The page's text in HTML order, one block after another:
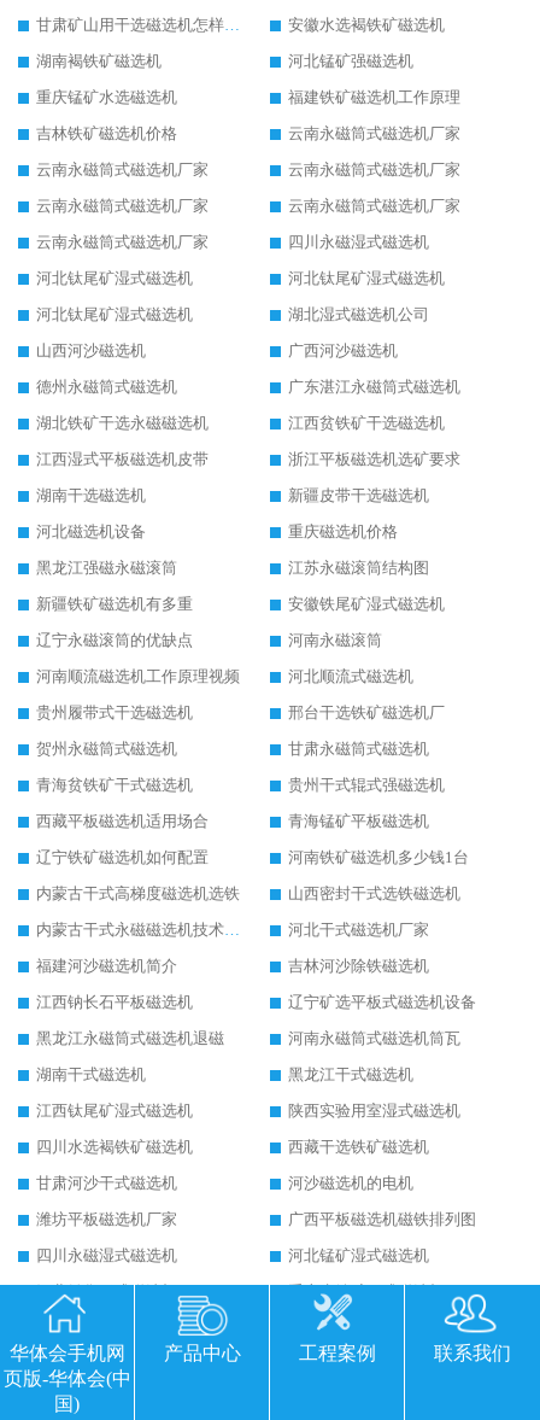
甘肃矿山用干选磁选机怎样调磁
安徽水选褐铁矿磁选机
湖南褐铁矿磁选机
河北锰矿强磁选机
重庆锰矿水选磁选机
福建铁矿磁选机工作原理
吉林铁矿磁选机价格
云南永磁筒式磁选机厂家
云南永磁筒式磁选机厂家
云南永磁筒式磁选机厂家
云南永磁筒式磁选机厂家
云南永磁筒式磁选机厂家
云南永磁筒式磁选机厂家
四川永磁湿式磁选机
河北钛尾矿湿式磁选机
河北钛尾矿湿式磁选机
河北钛尾矿湿式磁选机
湖北湿式磁选机公司
山西河沙磁选机
广西河沙磁选机
德州永磁筒式磁选机
广东湛江永磁筒式磁选机
湖北铁矿干选永磁磁选机
江西贫铁矿干选磁选机
江西湿式平板磁选机皮带
浙江平板磁选机选矿要求
湖南干选磁选机
新疆皮带干选磁选机
河北磁选机设备
重庆磁选机价格
黑龙江强磁永磁滚筒
江苏永磁滚筒结构图
新疆铁矿磁选机有多重
安徽铁尾矿湿式磁选机
辽宁永磁滚筒的优缺点
河南永磁滚筒
河南顺流磁选机工作原理视频
河北顺流式磁选机
贵州履带式干选磁选机
邢台干选铁矿磁选机厂
贺州永磁筒式磁选机
甘肃永磁筒式磁选机
青海贫铁矿干式磁选机
贵州干式辊式强磁选机
西藏平板磁选机适用场合
青海锰矿平板磁选机
辽宁铁矿磁选机如何配置
河南铁矿磁选机多少钱1台
内蒙古干式高梯度磁选机选铁
山西密封干式选铁磁选机
内蒙古干式永磁磁选机技术要求
河北干式磁选机厂家
福建河沙磁选机简介
吉林河沙除铁磁选机
江西钠长石平板磁选机
辽宁矿选平板式磁选机设备
黑龙江永磁筒式磁选机退磁
河南永磁筒式磁选机筒瓦
湖南干式磁选机
黑龙江干式磁选机
江西钛尾矿湿式磁选机
陕西实验用室湿式磁选机
四川水选褐铁矿磁选机
西藏干选铁矿磁选机
甘肃河沙干式磁选机
河沙磁选机的电机
潍坊平板磁选机厂家
广西平板磁选机磁铁排列图
四川永磁湿式磁选机
河北锰矿湿式磁选机
河北销售干式磁选机
重庆赤铁矿干式磁选机
辽宁干选磁选机
山东铁矿干选磁选机
黑龙江湿式平板磁选机
云南平板磁选机选矿注意事项
吉林贫铁矿干选磁选机
华体会手机网
页版-华体会(中
国)
产品中心 工程案例 联系我们